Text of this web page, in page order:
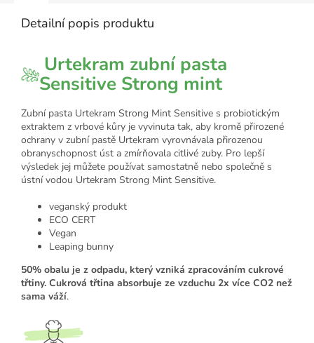
Detailní popis produktu
Urtekram zubní pasta
Sensitive Strong mint
Zubní pasta Urtekram Strong Mint Sensitive s probiotickým
extraktem z vrbové kůry je vyvinuta tak, aby kromě přirozené
ochrany v zubní pastě Urtekram vyrovnávala přirozenou
obranyschopnost úst a zmírňovala citlivé zuby. Pro lepší
výsledek jej můžete používat samostatně nebo společně s
ústní vodou Urtekram Strong Mint Sensitive.
veganský produkt
ECO CERT
Vegan
Leaping bunny
50% obalu je z odpadu, který vzniká zpracováním cukrové
třtiny. Cukrová třtina absorbuje ze vzduchu 2x více CO2 než
sama váží.